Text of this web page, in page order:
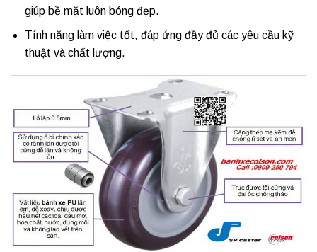
giúp bề mặt luôn bóng đẹp.
Tính năng làm việc tốt, đáp ứng đầy đủ các yêu cầu kỹ
thuật và chất lượng.